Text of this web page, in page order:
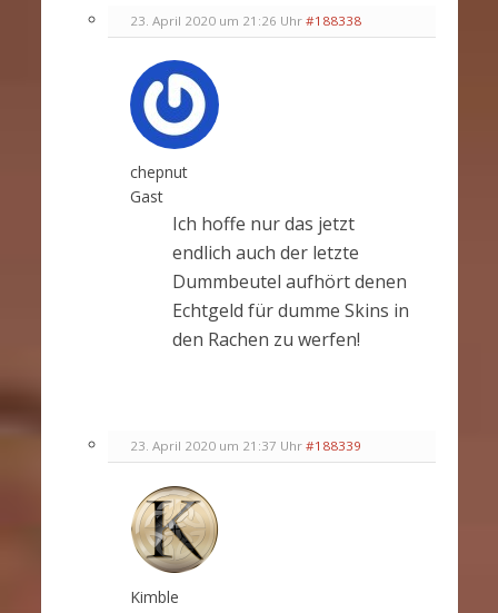
23. April 2020 um 21:26 Uhr #188338
chepnut
Gast
Ich hoffe nur das jetzt
endlich auch der letzte
Dummbeutel aufhört denen
Echtgeld für dumme Skins in
den Rachen zu werfen!
23. April 2020 um 21:37 Uhr #188339
Kimble